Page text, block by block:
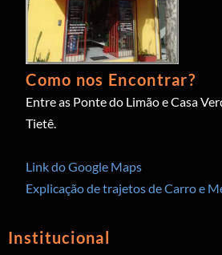
Como nos Encontrar?
Entre as Ponte do Limão e Casa
Tietê.
Link do Google Maps
Explicação de trajetos de Carro e
Institucional